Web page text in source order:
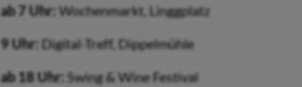
ab 7 Uhr: Wochenmarkt, Linggplatz
9 Uhr: Digital-Treff, Dippelmühle
ab 18 Uhr: Swing & Wine Festival